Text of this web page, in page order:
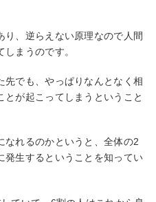
り、逆らえない原理なので人間
まうのです。
先でも、やっぱりなんとなく相
が起こってしまうということ
なれるのかというと、全体の2
発生するということを知ってい